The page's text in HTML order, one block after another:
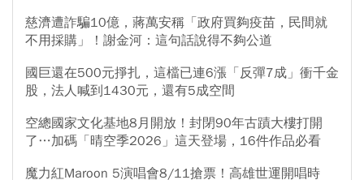
慈濟遭詐騙10億，蔣萬安稱「政府買夠疫苗，民間就
不用採購」！謝金河：這句話說得不夠公道
國巨還在500元掙扎，這檔已連6漲「反彈7成」衝千金
股，法人喊到1430元，還有5成空間
空總國家文化基地8月開放！封閉90年古蹟大樓打開
了…加碼「晴空季2026」這天登場，16件作品必看
魔力紅Maroon 5演唱會8/11搶票！高雄世運開唱時